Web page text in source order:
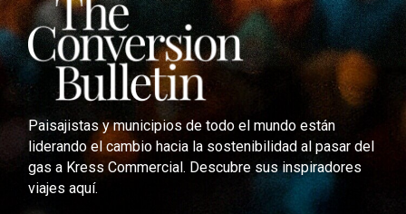
Paisajistas y municipios de todo el mundo están
liderando el cambio hacia la sostenibilidad al pasar del
gas a Kress Commercial. Descubre sus inspiradores
viajes aquí.